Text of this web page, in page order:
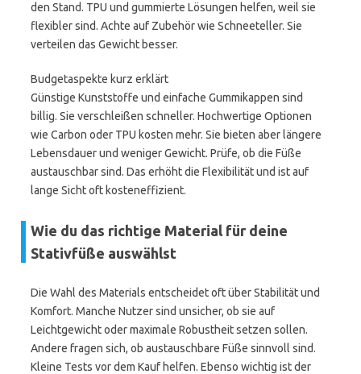
den Stand. TPU und gummierte Lösungen helfen, weil sie
flexibler sind. Achte auf Zubehör wie Schneeteller. Sie
verteilen das Gewicht besser.
Budgetaspekte kurz erklärt
Günstige Kunststoffe und einfache Gummikappen sind
billig. Sie verschleißen schneller. Hochwertige Optionen
wie Carbon oder TPU kosten mehr. Sie bieten aber längere
Lebensdauer und weniger Gewicht. Prüfe, ob die Füße
austauschbar sind. Das erhöht die Flexibilität und ist auf
lange Sicht oft kosteneffizient.
Wie du das richtige Material für deine
Stativfüße auswählst
Die Wahl des Materials entscheidet oft über Stabilität und
Komfort. Manche Nutzer sind unsicher, ob sie auf
Leichtgewicht oder maximale Robustheit setzen sollen.
Andere fragen sich, ob austauschbare Füße sinnvoll sind.
Kleine Tests vor dem Kauf helfen. Ebenso wichtig ist der